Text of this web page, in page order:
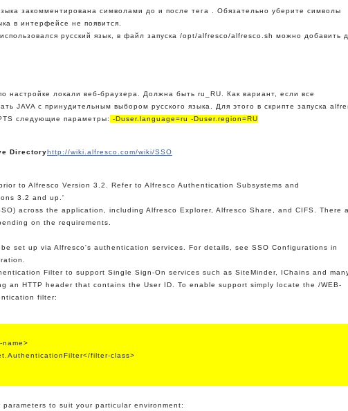
закомментирована символами до и после тега . Обязательно уберите символы
в интерфейсе не появится.
русский язык, в файл запуска /opt/alfresco/alfresco.sh можно добавить
настройке локали веб-браузера. Должна быть ru_RU. Как вариант, если все
JAVA с принудительным выбором русского языка. Для этого в скрипте запуска
следующие параметры: -Duser.language=ru -Duser.region=RU
Directoryhttp://wiki.alfresco.com/wiki/SSO
to Alfresco Version 3.2. Refer to Alfresco Authentication Subsystems and
3.2 and up.'
across the application, including Alfresco Explorer, Alfresco Share, and CIFS. There
on the requirements.
set up via Alfresco's authentication services. For details, see SSO Configurations in
Filter to support Single Sign-On services such as SiteMinder, IChains and
an HTTP header that contains the User ID. To enable support simply locate the /WEB-
filter:
filter-class>
to suit your particular environment: